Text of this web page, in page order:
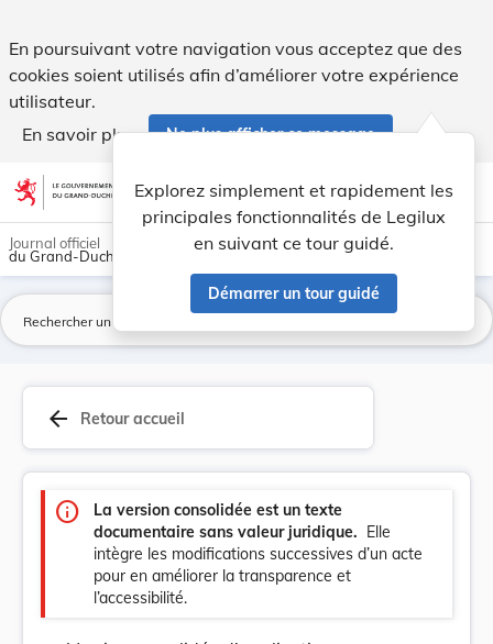
En poursuivant votre navigation vous acceptez que des
cookies soient utilisés afin d’améliorer votre expérience
utilisateur.
En savoir plus
Ne plus afficher ce message
Aller au contenu account_circle help Aide
Explorez simplement et rapidement les
principales fonctionnalités de Legilux
en suivant ce tour guidé.
Démarrer un tour guidé
light_mode dark_mode
Journal officiel
du Grand-Duché de Luxembourg
arrow_back Retour accueil
info
La version consolidée est un texte
documentaire sans valeur juridique. Elle
intègre les modifications successives d’un acte
pour en améliorer la transparence et
l’accessibilité.